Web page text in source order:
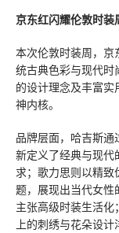
京东红闪耀伦敦时
本次伦敦时装周，京
统古典色彩与现代时
的设计理念及丰富
神内核。
品牌层面，哈吉斯
新定义了经典与现代
求；歌力思则以精致
题，展现出当代女性
主张高级时装生活
上的刺绣与花朵设